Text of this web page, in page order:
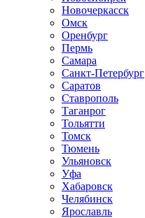
Новочеркаcск
Омск
Оренбург
Пермь
Самара
Санкт-Петербург
Саратов
Ставрополь
Таганрог
Тольятти
Томск
Тюмень
Ульяновск
Уфа
Хабаровск
Челябинск
Ярославль